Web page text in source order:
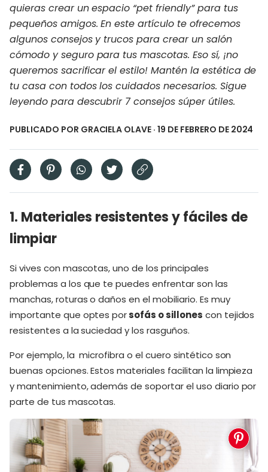
quieras crear un espacio “pet friendly” para tus
pequeños amigos. En este artículo te ofrecemos
algunos consejos y trucos para crear un salón
cómodo y seguro para tus mascotas. Eso sí, ¡no
queremos sacrificar el estilo! Mantén la estética de
tu casa con todos los cuidados necesarios. Sigue
leyendo para descubrir 7 consejos súper útiles.
PUBLICADO POR GRACIELA OLAVE · 19 DE FEBRERO DE 2024
1. Materiales resistentes y fáciles de
limpiar
Si vives con mascotas, uno de los principales
problemas a los que te puedes enfrentar son las
manchas, roturas o daños en el mobiliario. Es muy
importante que optes porsofás o sillones con tejidos
resistentes a la suciedad y los rasguños.
Por ejemplo, la microfibra o el cuero sintético son
buenas opciones. Estos materiales facilitan la limpieza
y mantenimiento, además de soportar el uso diario por
parte de tus mascotas.